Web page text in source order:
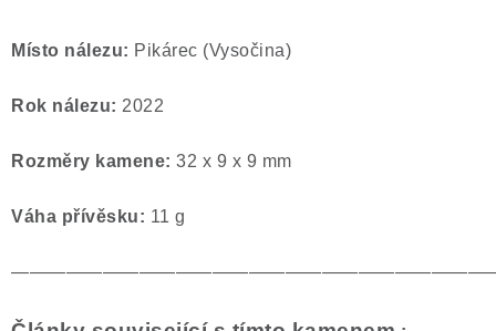
Místo nálezu: Pikárec (Vysočina)
Rok nálezu: 2022
Rozměry kamene: 32 x 9 x 9 mm
Váha přívěsku: 11 g